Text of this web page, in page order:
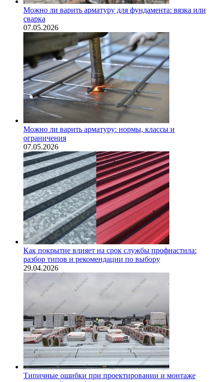
Можно ли варить арматуру для фундамента: вязка или
сварка
07.05.2026
Можно ли варить арматуру: нормы, классы и
ограничения
07.05.2026
Как покрытие влияет на срок службы профнастила:
разбор типов и рекомендации по выбору
29.04.2026
Типичные ошибки при проектировании и монтаже